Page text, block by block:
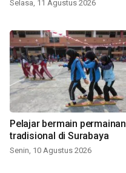
Selasa, 11 Agustus 2026
Pelajar bermain permainan
tradisional di Surabaya
Senin, 10 Agustus 2026